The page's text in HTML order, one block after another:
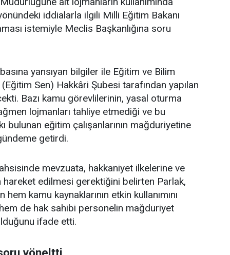
iddialarla ilgili Milli Eğitim Bakanı
istemiyle Meclis Başkanlığına soru
yansıyan bilgiler ile Eğitim ve Bilim
Sen) Hakkâri Şubesi tarafından yapılan
Bazı kamu görevlilerinin, yasal oturma
lojmanları tahliye etmediği ve bu
bulunan eğitim çalışanlarının mağduriyetine
getirdi.
mevzuata, hakkaniyet ilkelerine ve
hareket edilmesi gerektiğini belirten Parlak,
kamu kaynaklarının etkin kullanımını
de hak sahibi personelin mağduriyet
ifade etti.